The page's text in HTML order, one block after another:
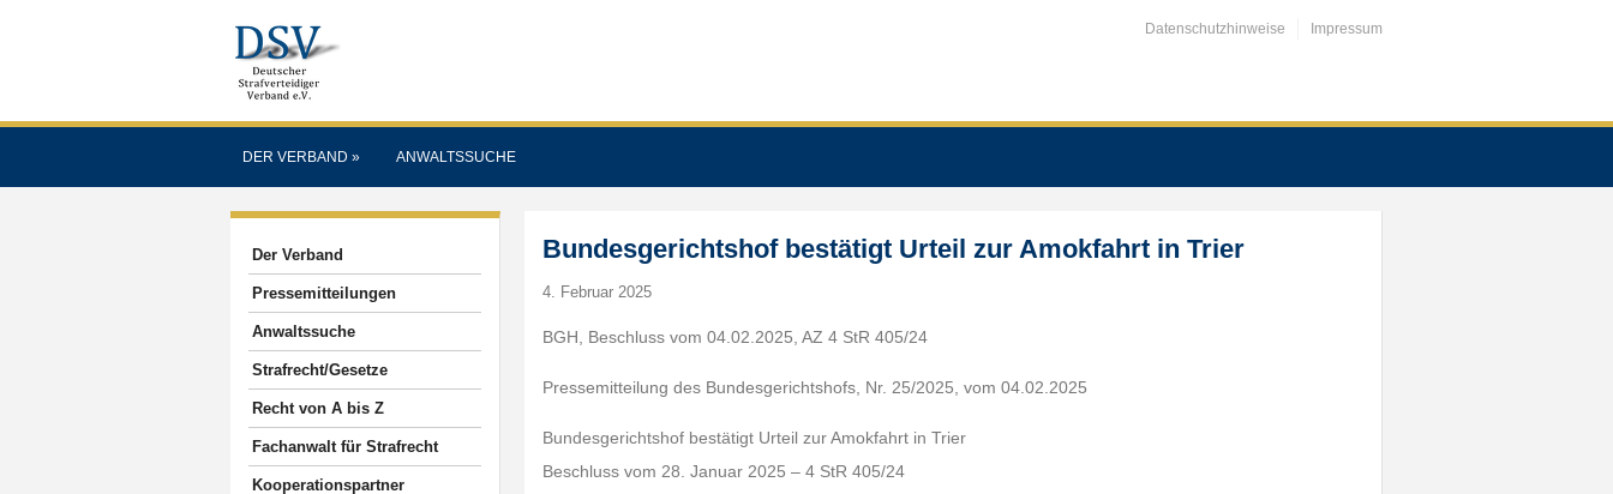
Datenschutzhinweise Impressum
DER VERBAND » ANWALTSSUCHE
Der Verband
Pressemitteilungen
Anwaltssuche
Strafrecht/Gesetze
Recht von A bis Z
Fachanwalt für Strafrecht
Kooperationspartner
Bundesgerichtshof bestätigt Urteil zur Amokfahrt in Trier
4. Februar 2025
BGH, Beschluss vom 04.02.2025, AZ 4 StR 405/24
Pressemitteilung des Bundesgerichtshofs, Nr. 25/2025, vom 04.02.2025
Bundesgerichtshof bestätigt Urteil zur Amokfahrt in Trier
Beschluss vom 28. Januar 2025 – 4 StR 405/24